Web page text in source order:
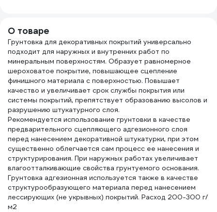
О товаре
Грунтовка для декоративных покрытий универсально
подходит для наружных и внутренних работ по
минеральным поверхностям. Образует равномерное
шероховатое покрытие, повышающее сцепление
финишного материала с поверхностью. Повышает
качество и увеличивает срок службы покрытия или
системы покрытий, препятствует образованию высолов и
разрушению штукатурного слоя.
Рекомендуется использование грунтовки в качестве
предварительного сцепляющего адгезионного слоя
перед нанесением декоративной штукатурки, при этом
существенно облегчается сам процесс ее нанесения и
структурирования. При наружных работах увеличивает
влагоотталкивающие свойства грунтуемого основания.
Грунтовка адгезионная используется также в качестве
структурообразующего материала перед нанесением
лессирующих (не укрывных) покрытий. Расход 200-300 г/
м2